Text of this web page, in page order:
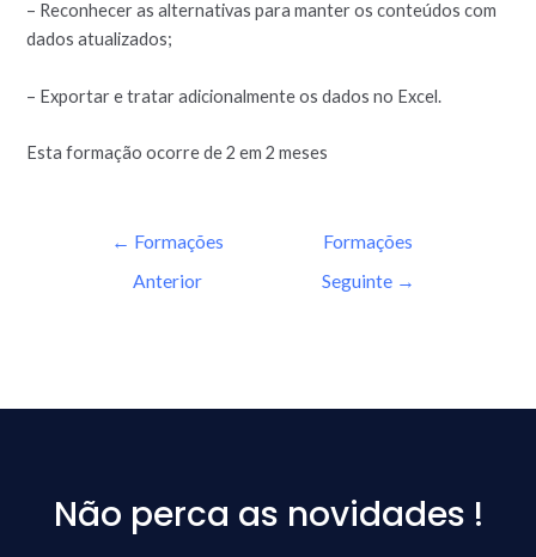
– Reconhecer as alternativas para manter os conteúdos com
dados atualizados;
– Exportar e tratar adicionalmente os dados no Excel.
Esta formação ocorre de 2 em 2 meses
← Formações
Anterior
Formações
Seguinte →
Não perca as novidades !